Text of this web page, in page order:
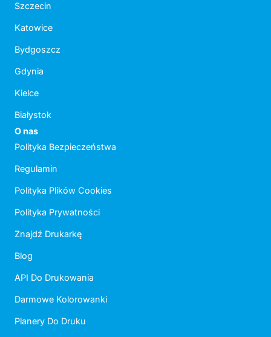
Szczecin
Katowice
Bydgoszcz
Gdynia
Kielce
Białystok
O nas
Polityka Bezpieczeństwa
Regulamin
Polityka Plików Cookies
Polityka Prywatności
Znajdź Drukarkę
Blog
API Do Drukowania
Darmowe Kolorowanki
Planery Do Druku